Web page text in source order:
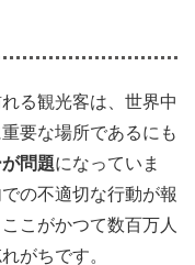
る観光客は、世界中
要な場所であるにも
問題になっていま
の不適切な行動が報
こがかつて数百万人
がちです。